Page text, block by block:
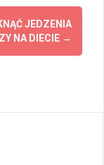
JEDZENIA
NA DIECIE →